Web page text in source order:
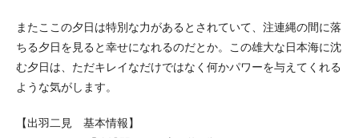
またここの夕日は特別な力があるとされていて、注連縄の間に落
ちる夕日を見ると幸せになれるのだとか。この雄大な日本海に沈
む夕日は、ただキレイなだけではなく何かパワーを与えてくれる
ような気がします。
【出羽二見 基本情報】